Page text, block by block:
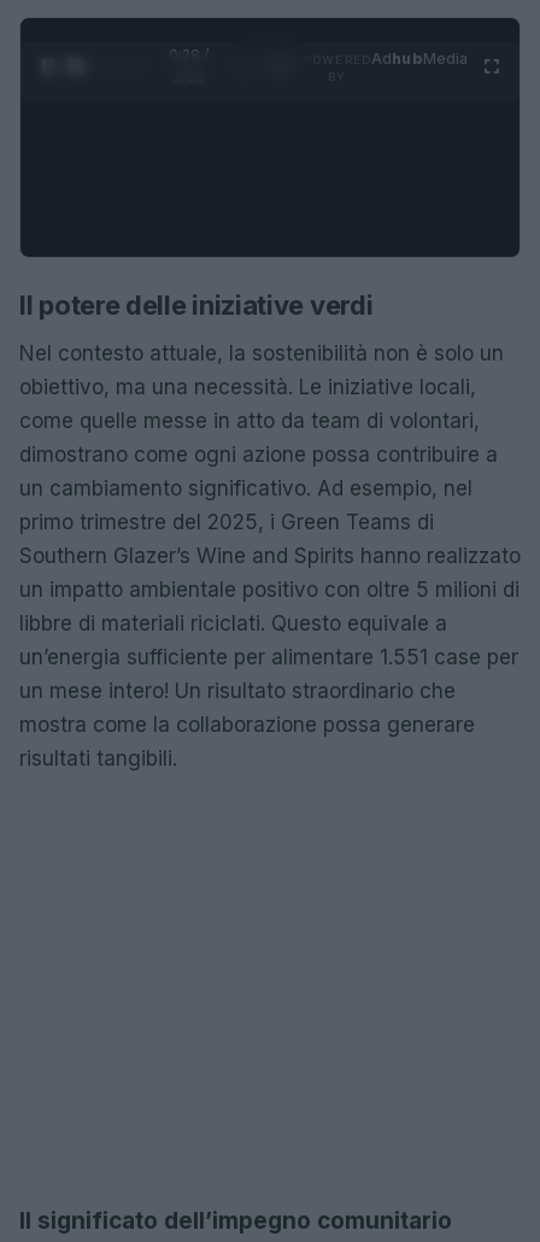
0:28 /
AdhubMedia
Il potere delle iniziative verdi
Nel contesto attuale, la sostenibilità non è solo un
obiettivo, ma una necessità. Le iniziative locali,
come quelle messe in atto da team di volontari,
dimostrano come ogni azione possa contribuire a
un cambiamento significativo. Ad esempio, nel
primo trimestre del 2025, i Green Teams di
Southern Glazer’s Wine and Spirits hanno realizzato
un impatto ambientale positivo con oltre 5 milioni di
libbre di materiali riciclati. Questo equivale a
un’energia sufficiente per alimentare 1.551 case per
un mese intero! Un risultato straordinario che
mostra come la collaborazione possa generare
risultati tangibili.
Il significato dell’impegno comunitario